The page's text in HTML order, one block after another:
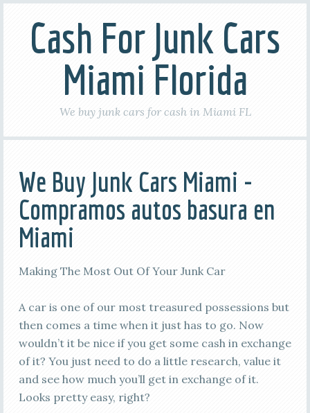
Cash For Junk Cars
Miami Florida
We buy junk cars for cash in Miami FL
We Buy Junk Cars Miami -
Compramos autos basura en
Miami
Making The Most Out Of Your Junk Car
A car is one of our most treasured possessions but
then comes a time when it just has to go. Now
wouldn’t it be nice if you get some cash in exchange
of it? You just need to do a little research, value it
and see how much you’ll get in exchange of it.
Looks pretty easy, right?